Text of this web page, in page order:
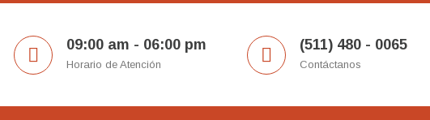
09:00 am - 06:00 pm
Horario de Atención
(511) 480 - 0065
Contáctanos